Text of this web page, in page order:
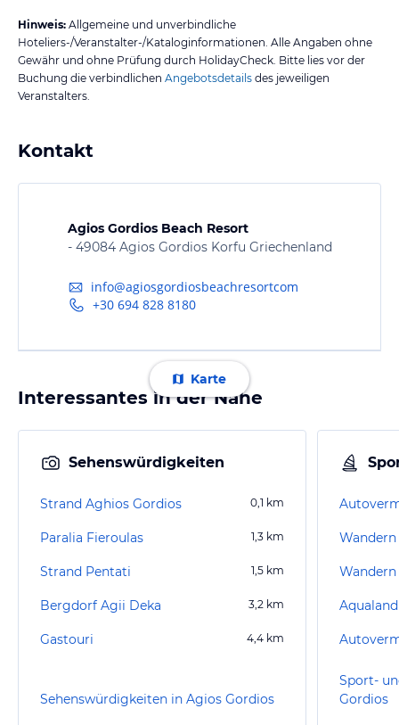
Hinweis: Allgemeine und unverbindliche
Hoteliers-/Veranstalter-/Kataloginformationen. Alle Angaben ohne
Gewähr und ohne Prüfung durch HolidayCheck. Bitte lies vor der
Buchung die verbindlichen Angebotsdetails des jeweiligen
Veranstalters.
Kontakt
Agios Gordios Beach Resort
- 49084 Agios Gordios Korfu Griechenland
info@agiosgordiosbeachresortcom
+30 694 828 8180
Karte
Interessantes in der Nähe
Sehenswürdigkeiten
Strand Aghios Gordios 0,1 km
Paralia Fieroulas 1,3 km
Strand Pentati 1,5 km
Bergdorf Agii Deka 3,2 km
Gastouri 4,4 km
Sehenswürdigkeiten in Agios Gordios
Aqualand
Sport-
Gordios